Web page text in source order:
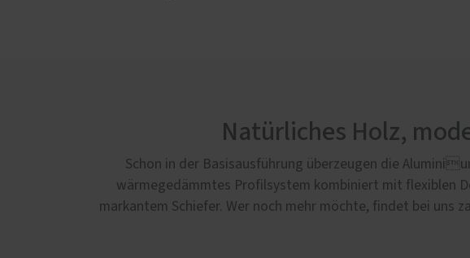
Natürliches Holz,
Schon in der Basisausführung überzeugen die
wärmegedämmtes Profilsystem kombiniert mit flexiblen
markantem Schiefer. Wer noch mehr möchte, findet bei uns